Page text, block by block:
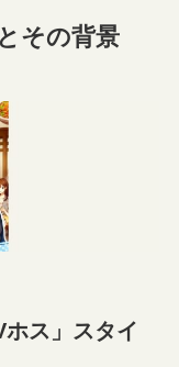
その背景
ス」スタイ